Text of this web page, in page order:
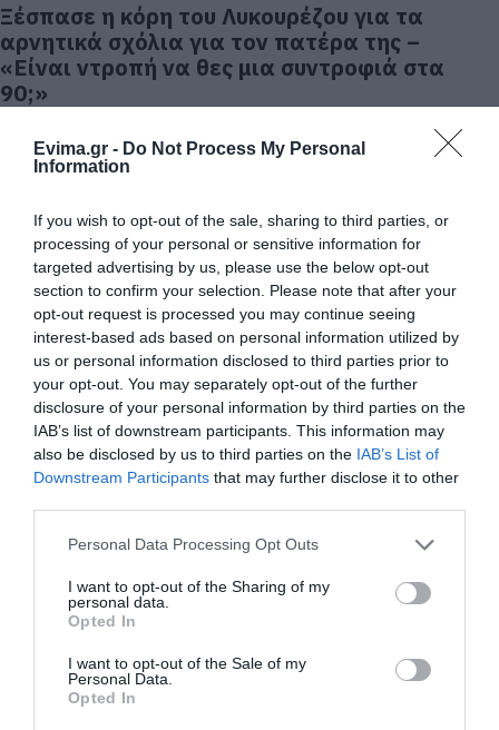
Evima.gr - Do Not Process My Personal
Information
If you wish to opt-out of the sale, sharing to third parties, or
processing of your personal or sensitive information for
targeted advertising by us, please use the below opt-out
section to confirm your selection. Please note that after your
opt-out request is processed you may continue seeing
interest-based ads based on personal information utilized by
us or personal information disclosed to third parties prior to
your opt-out. You may separately opt-out of the further
disclosure of your personal information by third parties on the
IAB’s list of downstream participants. This information may
also be disclosed by us to third parties on the IAB’s List of
Downstream Participants that may further disclose it to other
Please note that this website/app uses one or more Google
not limited to your visit or usage behaviour. You may click to
grant or deny consent to Google and its third-party tags to
use your data for below specified purposes in below Google
consent section.
Personal Data Processing Opt Outs
I want to opt-out of the Sharing of my
personal data.
Opted In
I want to opt-out of the Sale of my
Personal Data.
Opted In
Ξέσπασε η κόρη του Λυκουρέζου για τα
αρνητικά σχόλια για τον πατέρα της –
«Είναι ντροπή να θες μια συντροφιά στα
90;»
Αποφυλάκιση με βραχιολάκι αναμένεται να
ζητήσει o Aπόστολος Λύτρας
27.06.2024 | 13:00